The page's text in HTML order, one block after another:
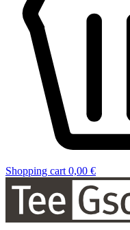
Shopping cart 0,00 €